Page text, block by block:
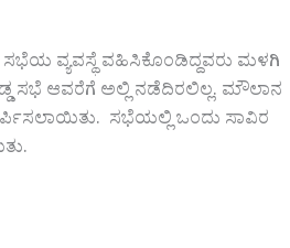
ವ್ಯವಸ್ಥೆ ವಹಿಸಿಕೊಂಡಿದ್ದವರು ಮಳಗಿ
ಸಭೆ ಆವರೆಗೆ ಅಲ್ಲಿ ನಡೆದಿರಲಿಲ್ಲ. ಮೌಲಾನ
ಸಭೆಯಲ್ಲಿ ಒಂದು ಸಾವಿರ